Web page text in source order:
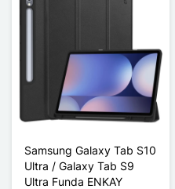
Samsung Galaxy Tab S10
Ultra / Galaxy Tab S9
Ultra Funda ENKAY